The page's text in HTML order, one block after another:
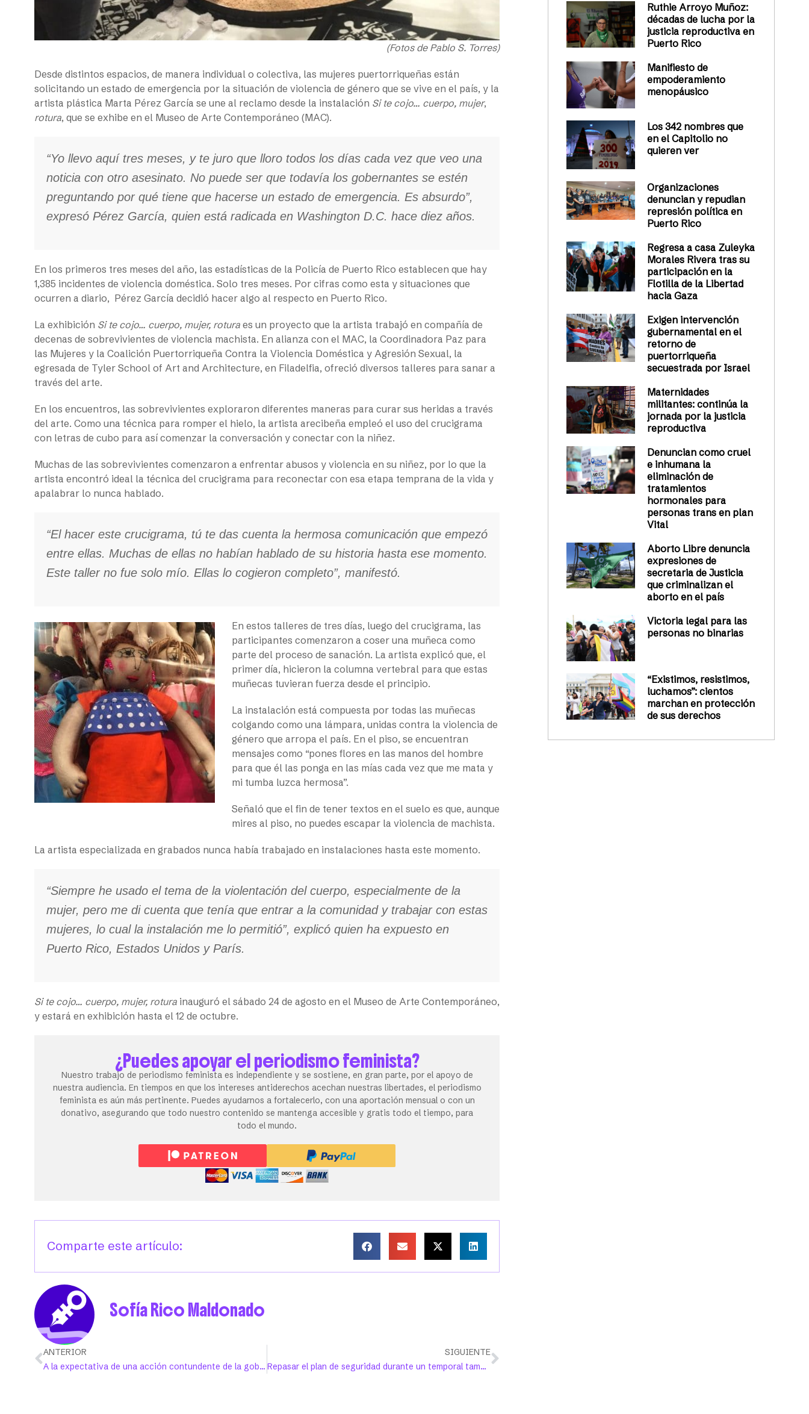
(Fotos de Pablo S. Torres)
Desde distintos espacios, de manera individual o colectiva, las mujeres puertorriqueñas están
solicitando un estado de emergencia por la situación de violencia de género que se vive en el país, y la
artista plástica Marta Pérez García se une al reclamo desde la instalación Si te cojo… cuerpo, mujer,
rotura, que se exhibe en el Museo de Arte Contemporáneo (MAC).
“Yo llevo aquí tres meses, y te juro que lloro todos los días cada vez que veo una
noticia con otro asesinato. No puede ser que todavía los gobernantes se estén
preguntando por qué tiene que hacerse un estado de emergencia. Es absurdo”,
expresó Pérez García, quien está radicada en Washington D.C. hace diez años.
En los primeros tres meses del año, las estadísticas de la Policía de Puerto Rico establecen que hay
1,385 incidentes de violencia doméstica. Solo tres meses. Por cifras como esta y situaciones que
ocurren a diario, Pérez García decidió hacer algo al respecto en Puerto Rico.
La exhibición Si te cojo… cuerpo, mujer, rotura es un proyecto que la artista trabajó en compañía de
decenas de sobrevivientes de violencia machista. En alianza con el MAC, la Coordinadora Paz para
las Mujeres y la Coalición Puertorriqueña Contra la Violencia Doméstica y Agresión Sexual, la
egresada de Tyler School of Art and Architecture, en Filadelfia, ofreció diversos talleres para sanar a
través del arte.
En los encuentros, las sobrevivientes exploraron diferentes maneras para curar sus heridas a través
del arte. Como una técnica para romper el hielo, la artista arecibeña empleó el uso del crucigrama
con letras de cubo para así comenzar la conversación y conectar con la niñez.
Muchas de las sobrevivientes comenzaron a enfrentar abusos y violencia en su niñez, por lo que la
artista encontró ideal la técnica del crucigrama para reconectar con esa etapa temprana de la vida y
apalabrar lo nunca hablado.
“El hacer este crucigrama, tú te das cuenta la hermosa comunicación que empezó
entre ellas. Muchas de ellas no habían hablado de su historia hasta ese momento.
Este taller no fue solo mío. Ellas lo cogieron completo”, manifestó.
En estos talleres de tres días, luego del crucigrama, las
participantes comenzaron a coser una muñeca como
parte del proceso de sanación. La artista explicó que, el
primer día, hicieron la columna vertebral para que estas
muñecas tuvieran fuerza desde el principio.
La instalación está compuesta por todas las muñecas
colgando como una lámpara, unidas contra la violencia de
género que arropa el país. En el piso, se encuentran
mensajes como “pones flores en las manos del hombre
para que él las ponga en las mías cada vez que me mata y
mi tumba luzca hermosa”.
Señaló que el fin de tener textos en el suelo es que, aunque
mires al piso, no puedes escapar la violencia de machista.
La artista especializada en grabados nunca había trabajado en instalaciones hasta este momento.
“Siempre he usado el tema de la violentación del cuerpo, especialmente de la
mujer, pero me di cuenta que tenía que entrar a la comunidad y trabajar con estas
mujeres, lo cual la instalación me lo permitió”, explicó quien ha expuesto en
Puerto Rico, Estados Unidos y París.
Si te cojo… cuerpo, mujer, rotura inauguró el sábado 24 de agosto en el Museo de Arte Contemporáneo,
y estará en exhibición hasta el 12 de octubre.
¿Puedes apoyar el periodismo feminista?
Nuestro trabajo de periodismo feminista es independiente y se sostiene, en gran parte, por el apoyo de
nuestra audiencia. En tiempos en que los intereses antiderechos acechan nuestras libertades, el periodismo
feminista es aún más pertinente. Puedes ayudarnos a fortalecerlo, con una aportación mensual o con un
donativo, asegurando que todo nuestro contenido se mantenga accesible y gratis todo el tiempo, para
todo el mundo.
Comparte este artículo:
Sofía Rico Maldonado
ANTERIOR
A la expectativa de una acción contundente de la gobernadora contra la violencia machista
SIGUIENTE
Repasar el plan de seguridad durante un temporal también es protegerte contra la violencia doméstica
Ruthie Arroyo Muñoz:
décadas de lucha por la
justicia reproductiva en
Puerto Rico
Manifiesto de
empoderamiento
menopáusico
Los 342 nombres que
en el Capitolio no
quieren ver
Organizaciones
denuncian y repudian
represión política en
Puerto Rico
Regresa a casa Zuleyka
Morales Rivera tras su
participación en la
Flotilla de la Libertad
hacia Gaza
Exigen intervención
gubernamental en el
retorno de
puertorriqueña
secuestrada por Israel
Maternidades
militantes: continúa la
jornada por la justicia
reproductiva
Denuncian como cruel
e inhumana la
eliminación de
tratamientos
hormonales para
personas trans en plan
Vital
Aborto Libre denuncia
expresiones de
secretaria de Justicia
que criminalizan el
aborto en el país
Victoria legal para las
personas no binarias
“Existimos, resistimos,
luchamos”: cientos
marchan en protección
de sus derechos